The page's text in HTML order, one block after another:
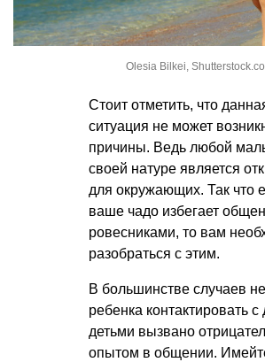
Olesia Bilkei,
Стоит отметить, что
ситуация не может
причины. Ведь любой
своей натуре является
для окружающих. Так что
ваше чадо избегает
ровесниками, то вам
разобраться с этим.
В большинстве случаев
ребенка контактировать с
детьми вызвано
опытом в общении.